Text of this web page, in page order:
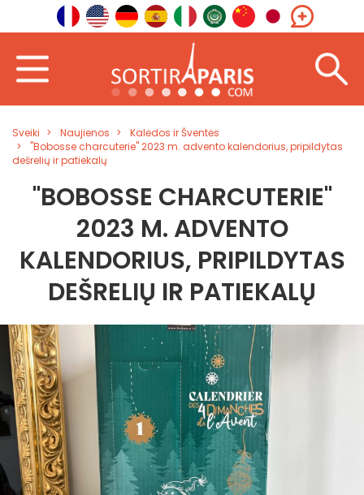
Sveiki Naujienos
Kalėdos ir Šventės
"Bobosse charcuterie" 2023 m. advento kalendorius, pripildytas
dešrelių ir patiekalų
"BOBOSSE CHARCUTERIE"
2023 M. ADVENTO
KALENDORIUS, PRIPILDYTAS
DEŠRELIŲ IR PATIEKALŲ